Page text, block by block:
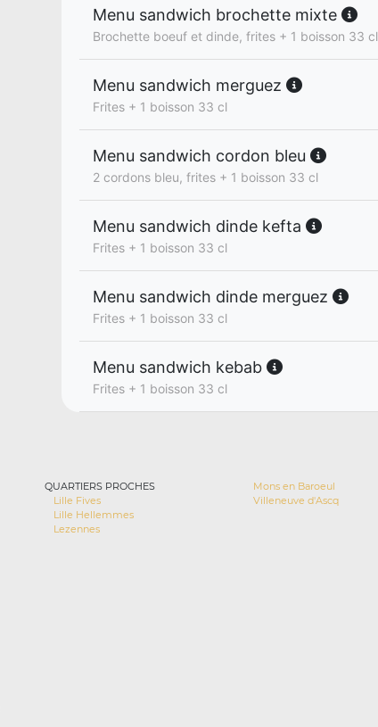
Menu sandwich brochette mixte
Brochette boeuf et dinde, frites + 1 boisson 33 cl
Menu sandwich merguez
Frites + 1 boisson 33 cl
Menu sandwich cordon bleu
2 cordons bleu, frites + 1 boisson 33 cl
Menu sandwich dinde kefta
Frites + 1 boisson 33 cl
Menu sandwich dinde merguez
Frites + 1 boisson 33 cl
Menu sandwich kebab
Frites + 1 boisson 33 cl
QUARTIERS PROCHES
Lille Fives
Lille Hellemmes
Lezennes
Mons en Baroeul
Villeneuve d'Ascq